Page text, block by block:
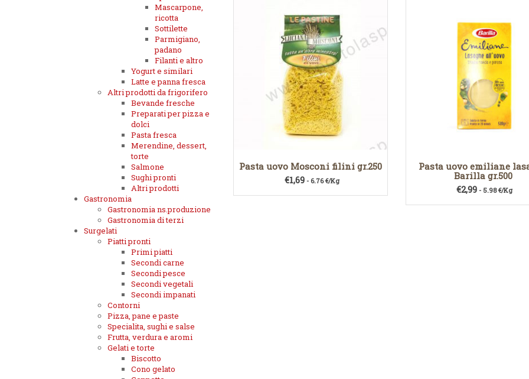
Pasta uovo Mosconi filini gr.250
€1,69- 6.76 €/Kg
Pasta uovo emiliane
Barilla gr.500
€2,99 - 5.98 €/Kg
Mascarpone,
ricotta
Sottilette
Parmigiano,
padano
Filanti e altro
Yogurt e similari
Latte e panna fresca
Altri prodotti da frigorifero
Bevande fresche
Preparati per pizza e
dolci
Pasta fresca
Merendine, dessert,
torte
Salmone
Sughi pronti
Altri prodotti
Gastronomia
Gastronomia ns.produzione
Gastronomia di terzi
Surgelati
Piatti pronti
Primi piatti
Secondi carne
Secondi pesce
Secondi vegetali
Secondi impanati
Contorni
Pizza, pane e paste
Specialita, sughi e salse
Frutta, verdura e aromi
Gelati e torte
Biscotto
Cono gelato